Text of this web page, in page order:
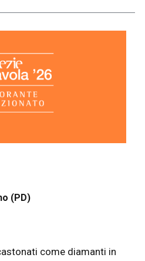
(PD)
come diamanti in